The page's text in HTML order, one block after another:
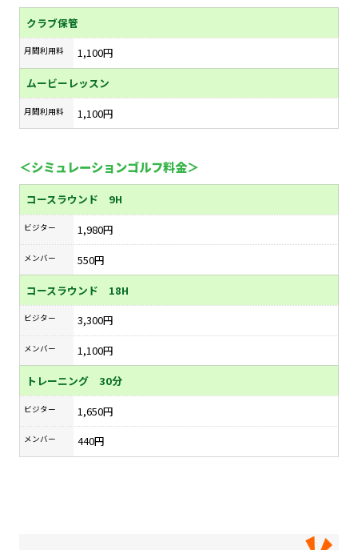
クラブ保管
月間利用料
1,100円
ムービーレッスン
月間利用料 1,100円
＜シミュレーションゴルフ料金＞
コースラウンド 9H
ビジター 1,980円
メンバー
550円
コースラウンド 18H
ビジター 3,300円
メンバー
1,100円
トレーニング 30分
ビジター 1,650円
メンバー 440円